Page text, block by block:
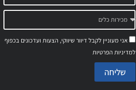
אני מעוניין לקבל דיוור שיווקי, הצעות ועדכונים בכפוף
למדיניות הפרטיות
שליחה